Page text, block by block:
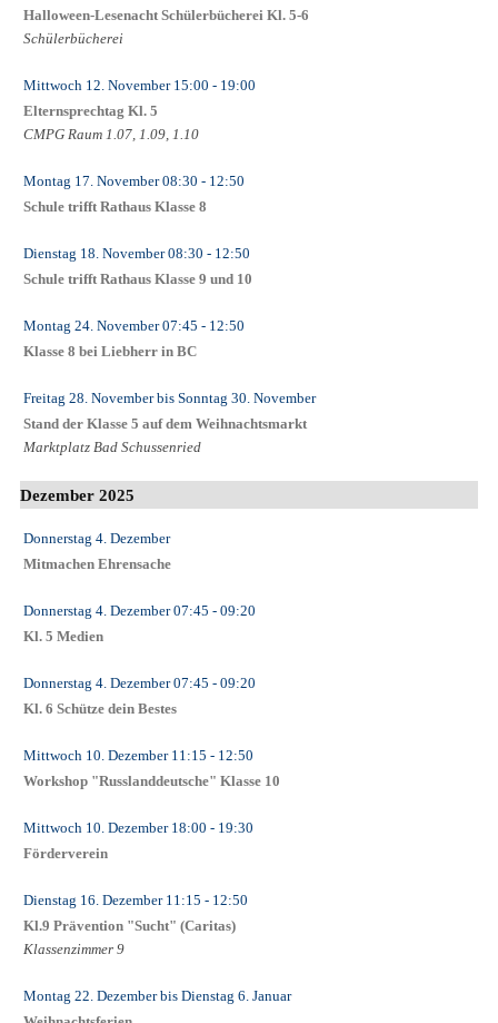
Halloween-Lesenacht Schülerbücherei Kl. 5-6
Schülerbücherei
Mittwoch 12. November15:00 - 19:00
Elternsprechtag Kl. 5
CMPG Raum 1.07, 1.09, 1.10
Montag 17. November08:30 - 12:50
Schule trifft Rathaus Klasse 8
Dienstag 18. November08:30 - 12:50
Schule trifft Rathaus Klasse 9 und 10
Montag 24. November07:45 - 12:50
Klasse 8 bei Liebherr in BC
Freitag 28. Novemberbis Sonntag 30. November
Stand der Klasse 5 auf dem Weihnachtsmarkt
Marktplatz Bad Schussenried
Dezember 2025
Donnerstag 4. Dezember
Mitmachen Ehrensache
Donnerstag 4. Dezember07:45 - 09:20
Kl. 5 Medien
Donnerstag 4. Dezember07:45 - 09:20
Kl. 6 Schütze dein Bestes
Mittwoch 10. Dezember11:15 - 12:50
Workshop "Russlanddeutsche" Klasse 10
Mittwoch 10. Dezember18:00 - 19:30
Förderverein
Dienstag 16. Dezember11:15 - 12:50
Kl.9 Prävention "Sucht" (Caritas)
Klassenzimmer 9
Montag 22. Dezemberbis Dienstag 6. Januar